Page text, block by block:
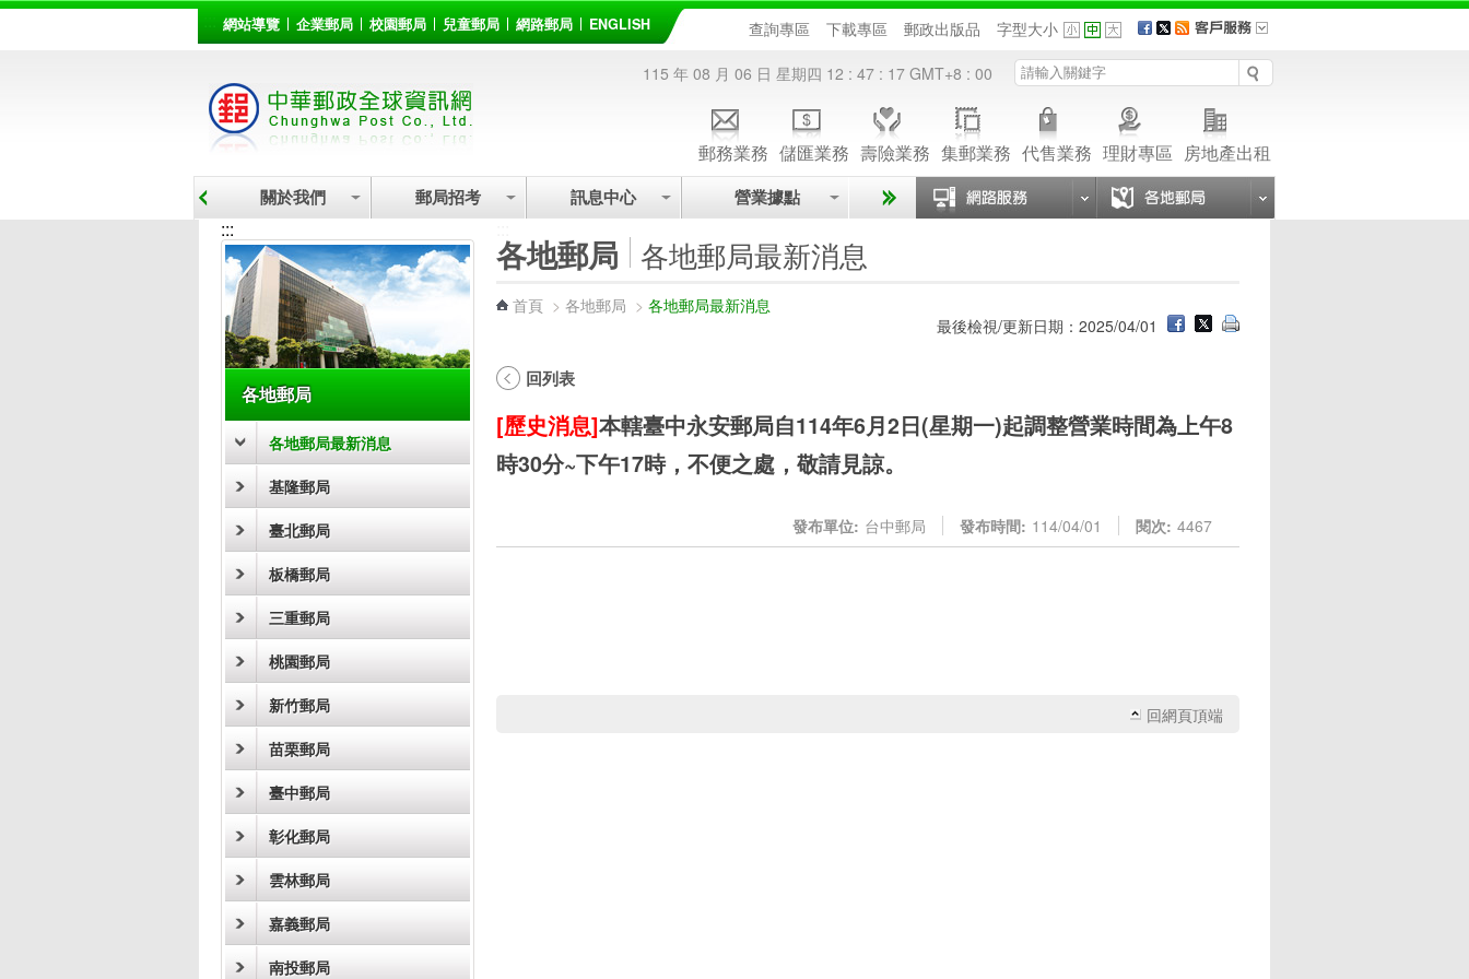
::: 網站導覽 企業郵局 校園郵局 兒童郵局 網路郵局 ENGLISH 查詢專區 下載專區 郵政出版品 字型大小
115 年 08 月 06 日 星期四 12 : 47 : 17 GMT+8 : 00
郵務業務 儲匯業務 壽險業務 集郵業務 代售業務 理財專區 房地產出租
關於我們 郵局招考 訊息中心 營業據點
:::
各地郵局
各地郵局最新消息
基隆郵局
臺北郵局
板橋郵局
三重郵局
桃園郵局
新竹郵局
苗栗郵局
臺中郵局
彰化郵局
雲林郵局
嘉義郵局
南投郵局
各地郵局 各地郵局最新消息
首頁 > 各地郵局 > 各地郵局最新消息
最後檢視/更新日期：2025/04/01
回列表
[歷史消息]本轄臺中永安郵局自114年6月2日(星期一)起調整營業時間為上午8
時30分~下午17時，不便之處，敬請見諒。
發布單位: 台中郵局 發布時間: 114/04/01 閱次: 4467
回網頁頂端